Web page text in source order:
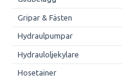
Gripar & Fästen
Hydraulpumpar
Hydrauloljekylare
Hosetainer